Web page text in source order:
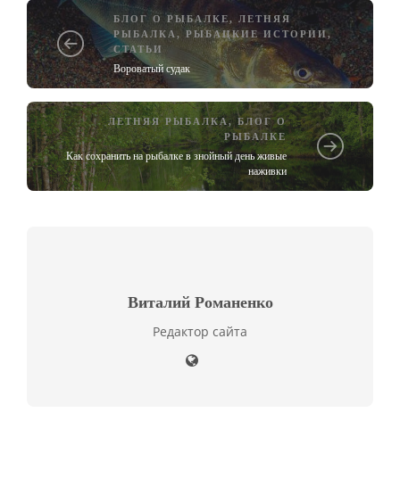
БЛОГ О РЫБАЛКЕ, ЛЕТНЯЯ
РЫБАЛКА , РЫБАЦКИЕ ИСТОРИИ,
СТАТЬИ
Вороватый судак
ЛЕТНЯЯ РЫБАЛКА, БЛОГ О
РЫБАЛКЕ
Как сохранить на рыбалке в знойный день живые
наживки
Виталий Романенко
Редактор сайта